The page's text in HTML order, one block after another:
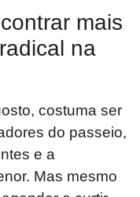
mais
na
costuma ser
do passeio,
e a
Mas mesmo